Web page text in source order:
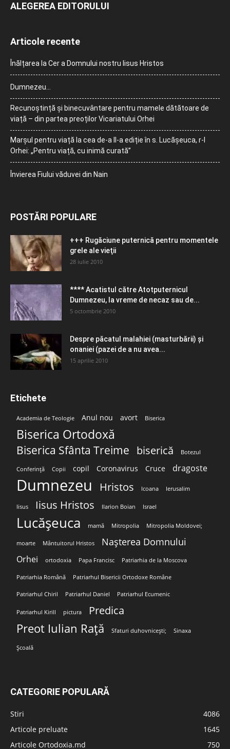
ALEGEREA EDITORULUI
Articole recente
Înălțarea la Cer a Domnului nostru Iisus Hristos
Dumnezeu…
Recunoștință și binecuvântare pentru mamele dătătoare de
viață – din partea preoților Vicariatului Orhei
Marșul pentru viață la cea de-a II-a ediție în s. Lucășeuca, r-l
Orhei: „Pentru viață, cu inimă curată”
Învierea Fiului văduvei din Nain
POSTĂRI POPULARE
+++ Rugăciune puternică pentru momentele
grele ale vieţii
28 iulie 2010
**** Acatistul către Atotputernicul
Dumnezeu, la vreme de necaz sau de...
5 octombrie 2010
Despre păcatul malahiei (masturbării) şi
onaniei (pazei de a nu avea...
15 aprilie 2010
Etichete
Academia de Teologie Anul nou avort Biserica
Biserica Ortodoxă
Biserica Sfânta Treime biserică Botezul
Conferință Copii copil Coronavirus Cruce dragoste
Dumnezeu Hristos Icoana Ierusalim
Iisus Iisus Hristos Ilarion Boian Israel
Lucășeuca mamă Mitropolia Mitropolia Moldovei;
moarte Mântuitorul Hristos Nașterea Domnului
Orhei ortodoxia Papa Francisc Patriarhia de la Moscova
Patriarhia Română Patriarhul Bisericii Ortodoxe Române
Patriarhul Chiril Patriarhul Daniel Patriarhul Ecumenic
Patriarhul Kirill pictura Predica
Preot Iulian Rață Sfaturi duhovnicești; Sinaxa
Școală
CATEGORIE POPULARĂ
Stiri
4086
Articole preluate
1645
Articole Ortodoxia.md
750